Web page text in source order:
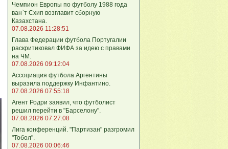
Чемпион Европы по футболу 1988 года
ван`т Схип возглавит сборную
Казахстана.
07.08.2026 11:28:51
Глава Федерации футбола Португалии
раскритиковал ФИФА за идею с правами
на ЧМ.
07.08.2026 09:12:04
Ассоциация футбола Аргентины
выразила поддержку Инфантино.
07.08.2026 07:55:18
Агент Родри заявил, что футболист
решил перейти в "Барселону".
07.08.2026 07:27:08
Лига кoнференций. "Партизан" разгромил
"Тобол".
07.08.2026 00:06:46